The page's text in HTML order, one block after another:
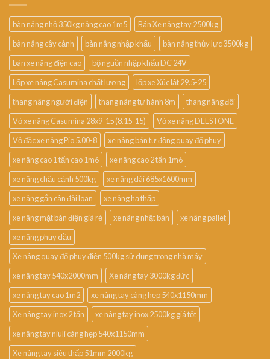
bàn nâng nhỏ 350kg nâng cao 1m5
Bán Xe nâng tay 2500kg
bàn nâng cây cảnh
bàn nâng nhập khẩu
bàn nâng thủy lực 3500kg
bán xe nâng điện cao
bộ nguồn nhập khẩu DC 24V
Lốp xe nâng Casumina chất lượng
lốp xe Xúc lật 29.5-25
thang nâng người điện
thang nâng tự hành 8m
thang nâng đôi
Vỏ xe nâng Casumina 28x9-15 (8.15-15)
Vỏ xe nâng DEESTONE
Vỏ đặc xe nâng Pio 5.00-8
xe nâng bán tự động quay đổ phuy
xe nâng cao 1 tấn cao 1m6
xe nâng cao 2 tấn 1m6
xe nâng chậu cảnh 500kg
xe nâng dài 685x1600mm
xe nâng gắn cân đài loan
xe nâng hạ thấp
xe nâng mặt bàn điện giá rẻ
xe nâng nhật bản
xe nâng pallet
xe nâng phuy dầu
Xe nâng quay đổ phuy điện 500kg sử dụng trong nhà máy
xe nâng tay 540x2000mm
Xe nâng tay 3000kg đức
xe nâng tay cao 1m2
xe nâng tay càng hẹp 540x1150mm
Xe nâng tay inox 2 tấn
xe nâng tay inox 2500kg giá tốt
xe nâng tay niuli càng hẹp 540x1150mm
Xe nâng tay siêu thấp 51mm 2000kg